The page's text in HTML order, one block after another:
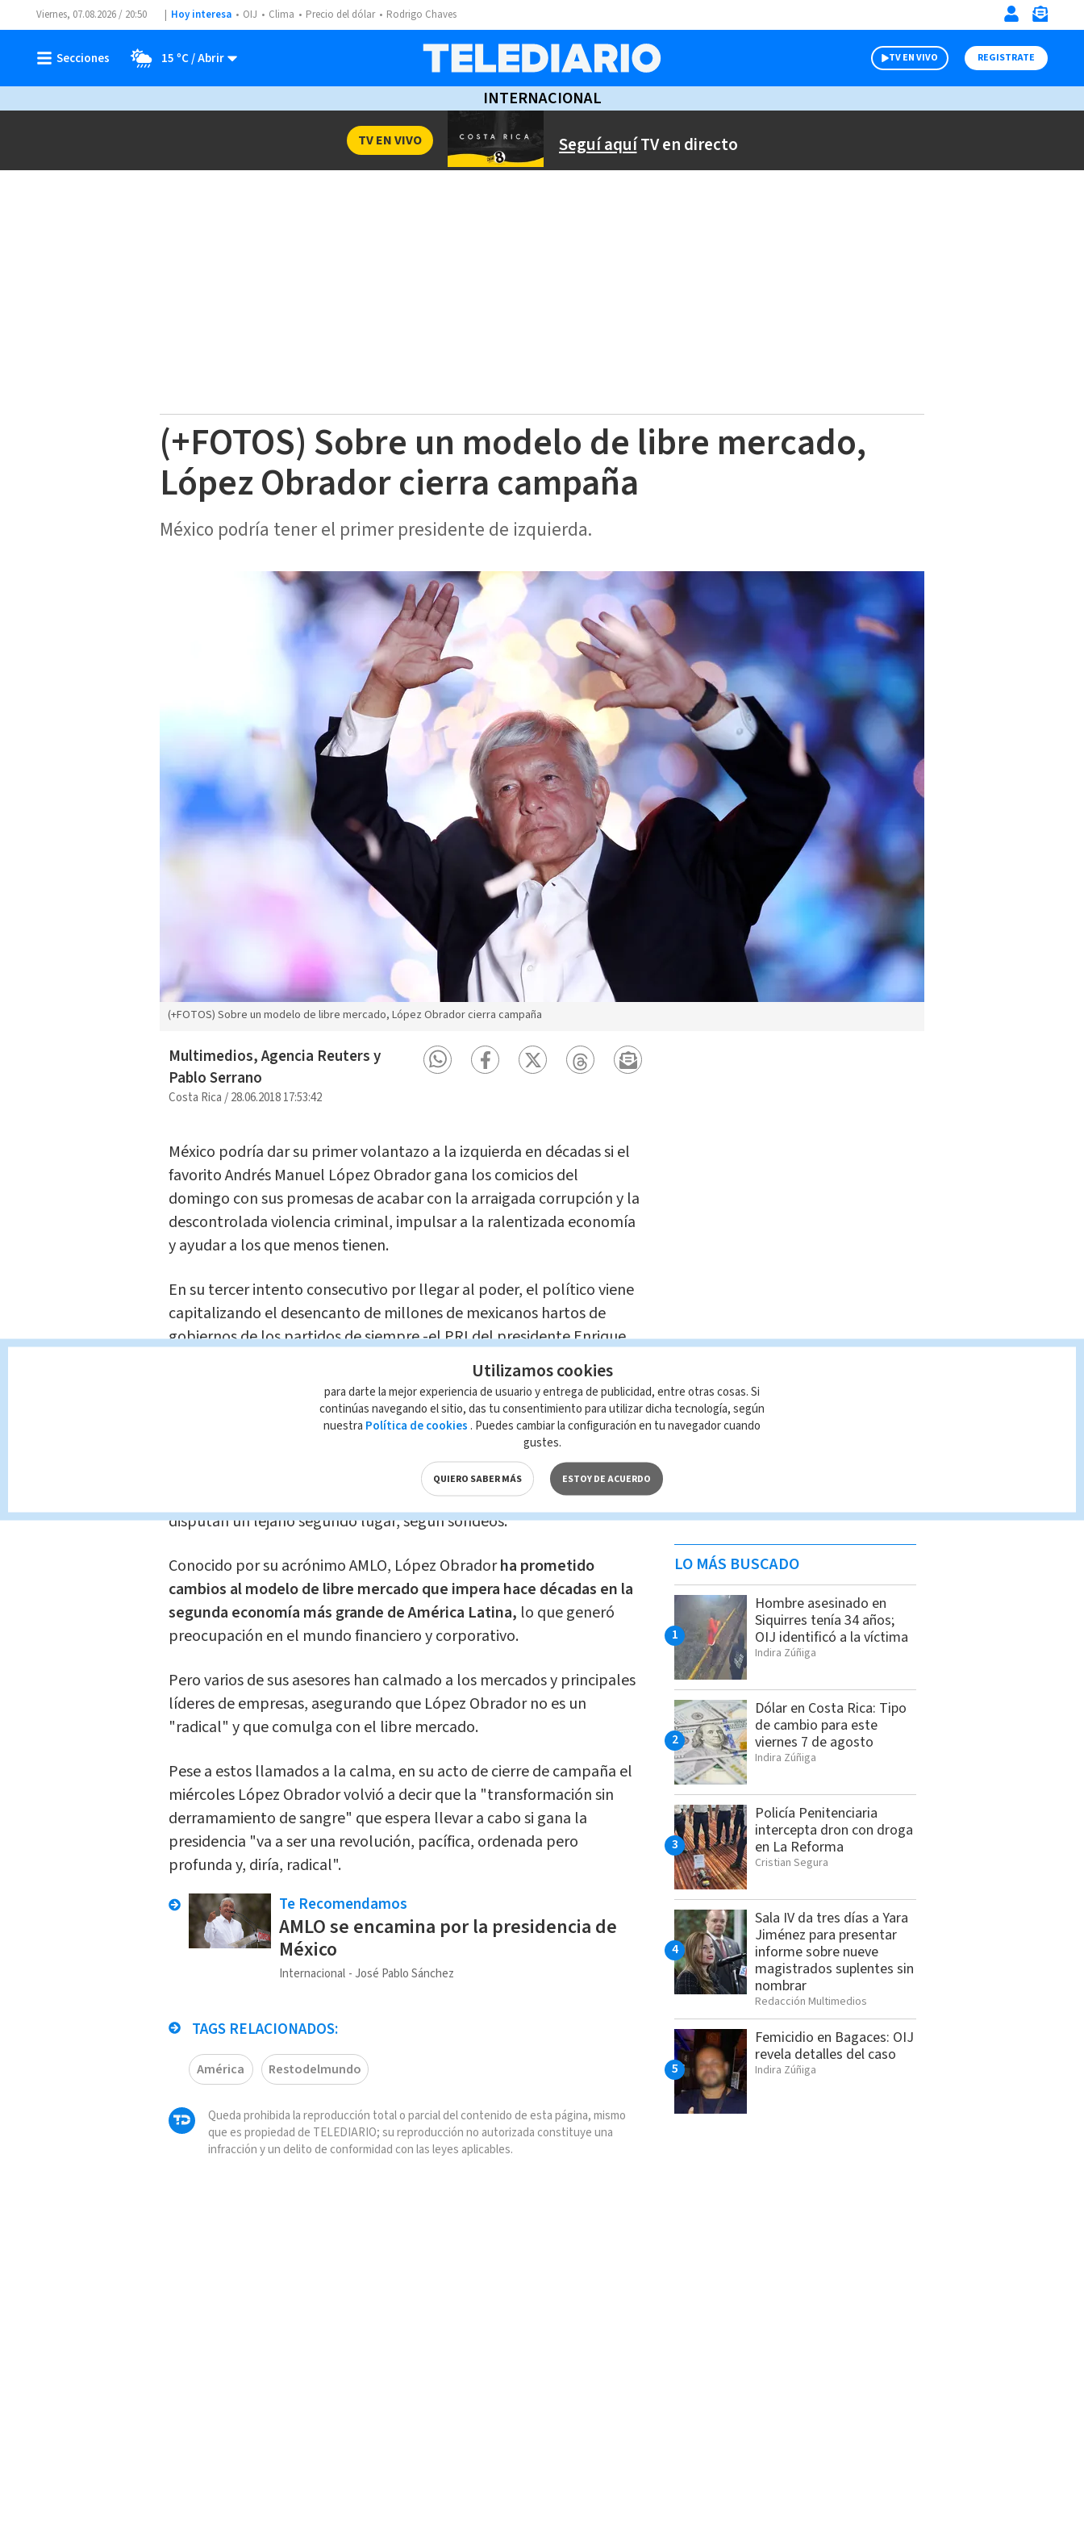
Viernes, 07.08.2026 / 20:50 Hoy interesa OIJ Clima Precio del dólar Rodrigo Chaves
15 ºC TV EN VIVO REGISTRATE
INTERNACIONAL
Seguí aquíTV en directo
TV EN VIVO
(+FOTOS) Sobre un modelo de libre mercado,
López Obrador cierra campaña
México podría tener el primer presidente de izquierda.
(+FOTOS) Sobre un modelo de libre mercado, López Obrador cierra campaña
Multimedios, Agencia Reuters y
Pablo Serrano
Costa Rica/28.06.2018 17:53:42
México podría dar su primer volantazo a la izquierda en décadas si el
favorito Andrés Manuel López Obrador gana los comicios del
domingo con sus promesas de acabar con la arraigada corrupción y la
descontrolada violencia criminal, impulsar a la ralentizada economía
y ayudar a los que menos tienen.
En su tercer intento consecutivo por llegar al poder, el político viene
capitalizando el desencanto de millones de mexicanos hartos de
gobiernos de los partidos de siempre -el PRI del presidente Enrique
Peña Nieto y el conservador PAN- que no han logrado pacificar el país
ni limpiar la administración pública.
Sus rivales figuran a dos dígitos de distancia:Ricardo Anaya, de una
coalición encabezada por el Partido Acción Nacional (PAN) y el
izquierdista Partido de la Revolución Democrática (PRD); y José
Antonio Meade, del Partido Revolucionario Institucional (PRI), se
disputan un lejano segundo lugar, según sondeos.
Conocido por su acrónimo AMLO, López Obradorha prometido
cambios al modelo de libre mercado que impera hace décadas en la
segunda economía más grande de América Latina, lo que generó
preocupación en el mundo financiero y corporativo.
Pero varios de sus asesores han calmado a los mercados y principales
líderes de empresas, asegurando que López Obrador no es un
"radical" y que comulga con el libre mercado.
Pese a estos llamados a la calma, en su acto de cierre de campaña el
miércoles López Obrador volvió a decir que la "transformación sin
derramamiento de sangre" que espera llevar a cabo si gana la
presidencia "va a ser una revolución, pacífica, ordenada pero
profunda y, diría, radical".
Te Recomendamos
AMLO se encamina por la presidencia de
México
Internacional José Pablo Sánchez
TAGS RELACIONADOS:
América Restodelmundo
Queda prohibida la reproducción total o parcial del contenido de esta página, mismo
que es propiedad de TELEDIARIO; su reproducción no autorizada constituye una
infracción y un delito de conformidad con las leyes aplicables.
LO MÁS BUSCADO
Hombre asesinado en
Siquirres tenía 34 años;
OIJ identificó a la víctima
Indira Zúñiga
Dólar en Costa Rica: Tipo
de cambio para este
viernes 7 de agosto
Indira Zúñiga
Policía Penitenciaria
intercepta dron con droga
en La Reforma
Cristian Segura
Sala IV da tres días a Yara
Jiménez para presentar
informe sobre nueve
magistrados suplentes sin
nombrar
Redacción Multimedios
Femicidio en Bagaces: OIJ
revela detalles del caso
Indira Zúñiga
Utilizamos cookies
para darte la mejor experiencia de usuario y entrega de publicidad, entre otras cosas. Si
continúas navegando el sitio, das tu consentimiento para utilizar dicha tecnología, según
nuestra Política de cookies . Puedes cambiar la configuración en tu navegador cuando
gustes.
QUIERO SABER MÁS ESTOY DE ACUERDO